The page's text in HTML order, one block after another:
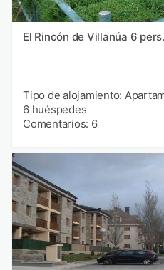
El Rincón de Villanúa 6 pers.
Tipo de alojamiento:
6 huéspedes
Comentarios: 6